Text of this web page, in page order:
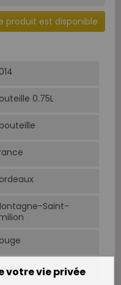
produit est disponible
0.75L
Saint-
votre vie privée